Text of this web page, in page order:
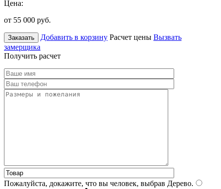
Цена:
от 55 000 руб.
Заказать Добавить в корзину Расчет цены Вызвать
замерщика
Получить расчет
Пожалуйста, докажите, что вы человек, выбрав Дерево.